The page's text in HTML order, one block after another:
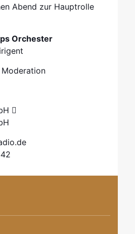
Abend zur Hauptrolle
Orchester